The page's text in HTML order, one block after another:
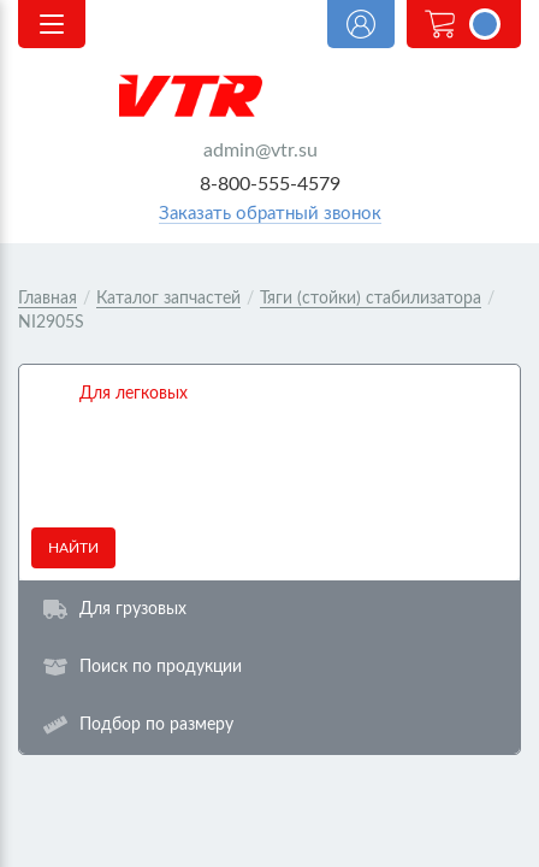
admin@vtr.su
8-800-555-4579
Заказать обратный звонок
<@
order.count
|| 0 @>
Главная / Каталог запчастей / Тяги (стойки) стабилизатора /
NI2905S
Для легковых
НАЙТИ
Для грузовых
Поиск по продукции
Подбор по размеру